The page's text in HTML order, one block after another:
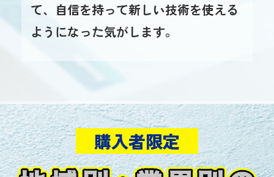
て、自信を持って新しい技術を使える
ようになった気がします。
購入者限定